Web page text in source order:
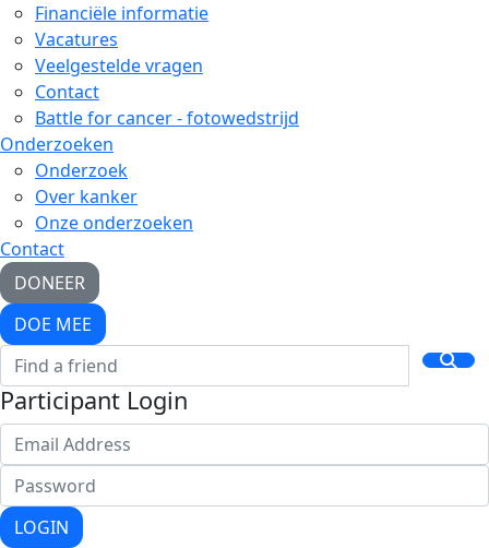
Financiële informatie
Vacatures
Veelgestelde vragen
Contact
Battle for cancer - fotowedstrijd
Onderzoeken
Onderzoek
Over kanker
Onze onderzoeken
Contact
DONEER
DOE MEE
Participant Login
LOGIN